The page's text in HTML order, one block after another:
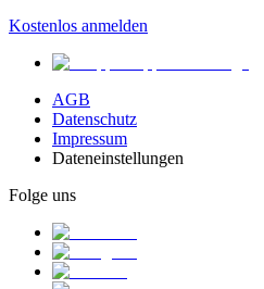
Kostenlos anmelden
AGB
Datenschutz
Impressum
Dateneinstellungen
Folge uns